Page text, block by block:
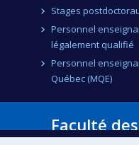
Stages
Personnel
légalement qualifié
Personnel
Québec (MQE)
Faculté